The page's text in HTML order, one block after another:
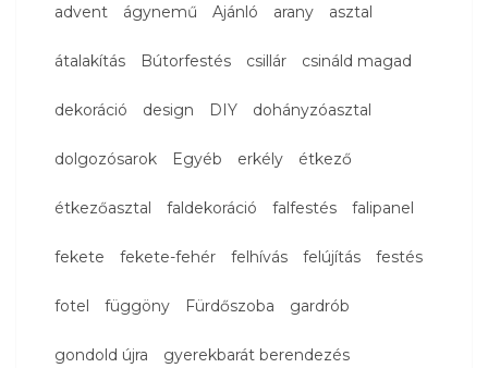
advent ágynemű Ajánló arany asztal
átalakítás Bútorfestés csillár csináld magad
dekoráció design DIY dohányzóasztal
dolgozósarok Egyéb erkély étkező
étkezőasztal faldekoráció falfestés falipanel
fekete fekete-fehér felhívás felújítás festés
fotel függöny Fürdőszoba gardrób
gondold újra gyerekbarát berendezés